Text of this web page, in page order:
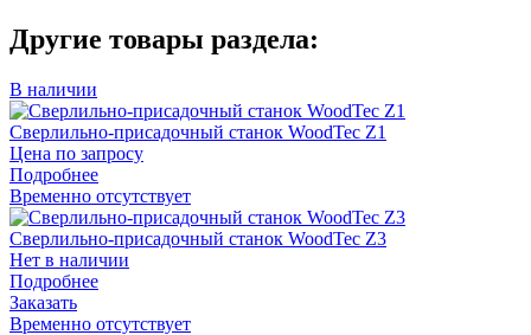
Другие товары раздела:
В наличии
Сверлильно-присадочный станок WoodTec Z1
Цена по запросу
Подробнее
Временно отсутствует
Сверлильно-присадочный станок WoodTec Z3
Нет в наличии
Подробнее
Заказать
Временно отсутствует